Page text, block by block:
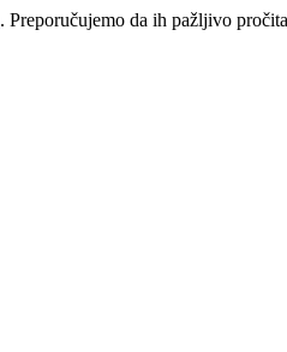
. Preporučujemo da ih pažljivo